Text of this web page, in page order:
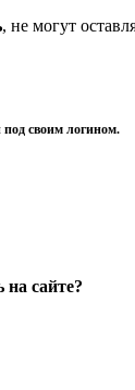
, не могут
под своим логином.
сайте?